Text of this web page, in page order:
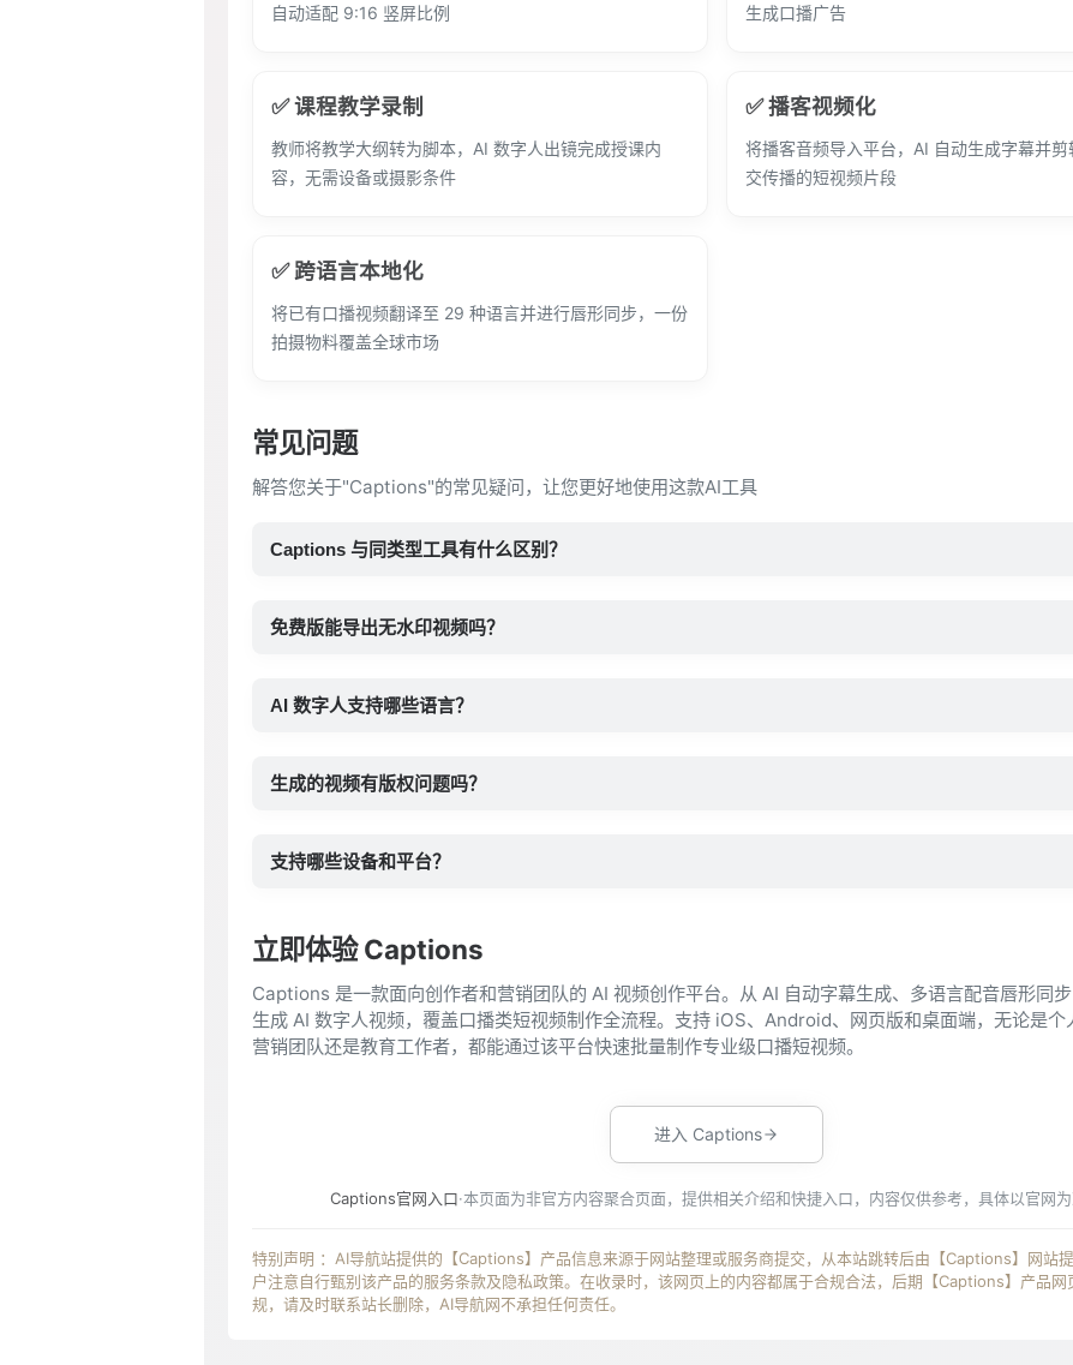
自动适配 9:16 竖屏比例
生成口播广告
✅ 课程教学录制
教师将教学大纲转为脚本，AI 数字人出镜完成授课内
容，无需设备或摄影条件
✅ 播客视频化
将播客音频导入平台，AI 自动生成字幕并剪
交传播的短视频片段
✅ 跨语言本地化
将已有口播视频翻译至 29 种语言并进行唇形同步，一份
拍摄物料覆盖全球市场
常见问题
解答您关于"Captions"的常见疑问，让您更好地使用这款AI工具
Captions 与同类型工具有什么区别？
免费版能导出无水印视频吗？
AI 数字人支持哪些语言？
生成的视频有版权问题吗？
支持哪些设备和平台？
立即体验 Captions
Captions 是一款面向创作者和营销团队的 AI 视频创作平台。从 AI 自动字幕生成、多语言配音唇形同
生成 AI 数字人视频，覆盖口播类短视频制作全流程。支持 iOS、Android、网页版和桌面端，无论是个
营销团队还是教育工作者，都能通过该平台快速批量制作专业级口播短视频。
进入 Captions
Captions官网入口·本页面为非官方内容聚合页面，提供相关介绍和快捷入口，内容仅供参考，具体以官网为
特别声明 ：AI导航站提供的【Captions】产品信息来源于网站整理或服务商提交，从本站跳转后由【Captions】网站
户注意自行甄别该产品的服务条款及隐私政策。在收录时，该网页上的内容都属于合规合法，后期【Captions】产品网
规，请及时联系站长删除，AI导航网不承担任何责任。